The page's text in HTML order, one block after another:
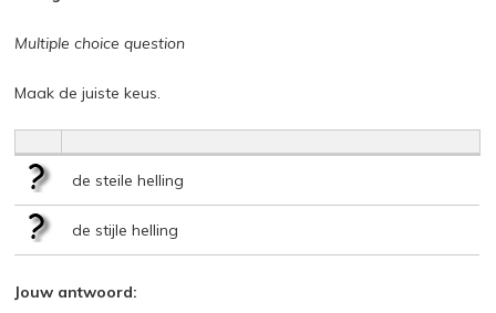
Multiple choice question
Maak de juiste keus.
de steile helling
de stijle helling
Jouw antwoord: